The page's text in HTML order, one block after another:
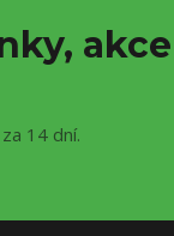
akce
14 dní.